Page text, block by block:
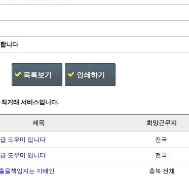
니다
목록보기 인쇄하기
직거래 서비스입니다.
제목 희망근무지
도우미 입니다 전국
도우미 입니다 전국
을책임지는 지배인 충북 전체